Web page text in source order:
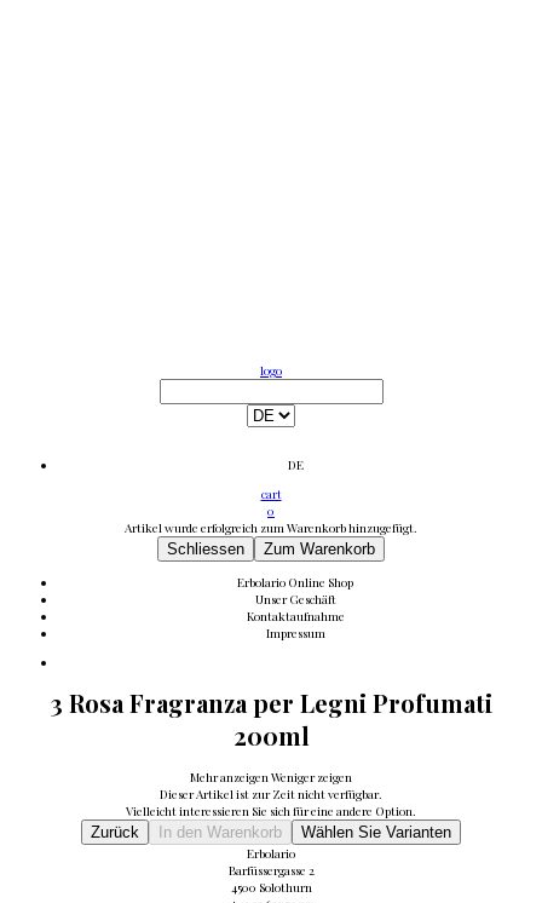
logo
DE
cart
0
Artikel wurde erfolgreich zum Warenkorb hinzugefügt.
Schliessen Zum Warenkorb
Erbolario Online Shop
Unser Geschäft
Kontaktaufnahme
Impressum
3 Rosa Fragranza per Legni Profumati
200ml
Mehr anzeigen Weniger zeigen
Dieser Artikel ist zur Zeit nicht verfügbar.
Vielleicht interessieren Sie sich für eine andere Option.
Zurück In den Warenkorb Wählen Sie Varianten
Erbolario
Barfüssergasse 2
4500 Solothurn